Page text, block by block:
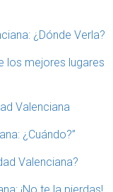
¿Dónde Verla?
los mejores lugares
Valenciana
¿Cuándo?”
Valenciana?